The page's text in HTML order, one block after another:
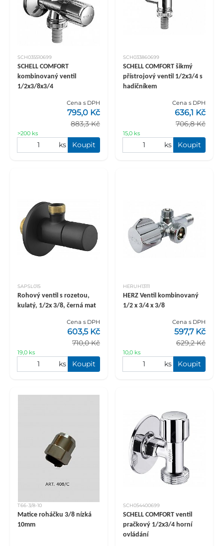
SCH035510699
SCHELL COMFORT
kombinovaný ventil
1/2x3/8x3/4
Cena s DPH
883,3 Kč
795,0 Kč
>200 ks
ks Koupit
SCH033860699
SCHELL COMFORT šikmý
přístrojový ventil 1/2x3/4 s
hadičníkem
Cena s DPH
706,8 Kč
636,1 Kč
15,0 ks
ks Koupit
SAPSL015
Rohový ventil s rozetou,
kulatý, 1/2x 3/8, černá mat
Cena s DPH
710,0 Kč
603,5 Kč
19,0 ks
ks Koupit
HERUH13111
HERZ Ventil kombinovaný
1/2 x 3/4 x 3/8
Cena s DPH
629,2 Kč
597,7 Kč
10,0 ks
ks Koupit
T66-3/8-10
Matice roháčku 3/8 nízká
10mm
SCH054400699
SCHELL COMFORT ventil
pračkový 1/2x3/4 horní
ovládání